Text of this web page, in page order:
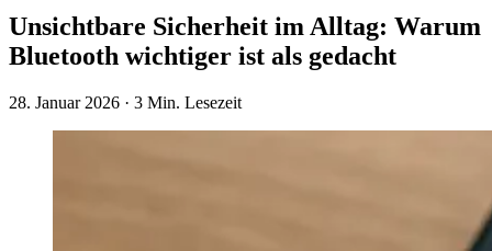
Unsichtbare Sicherheit im Alltag: Warum
Bluetooth wichtiger ist als gedacht
28. Januar 2026 · 3 Min. Lesezeit